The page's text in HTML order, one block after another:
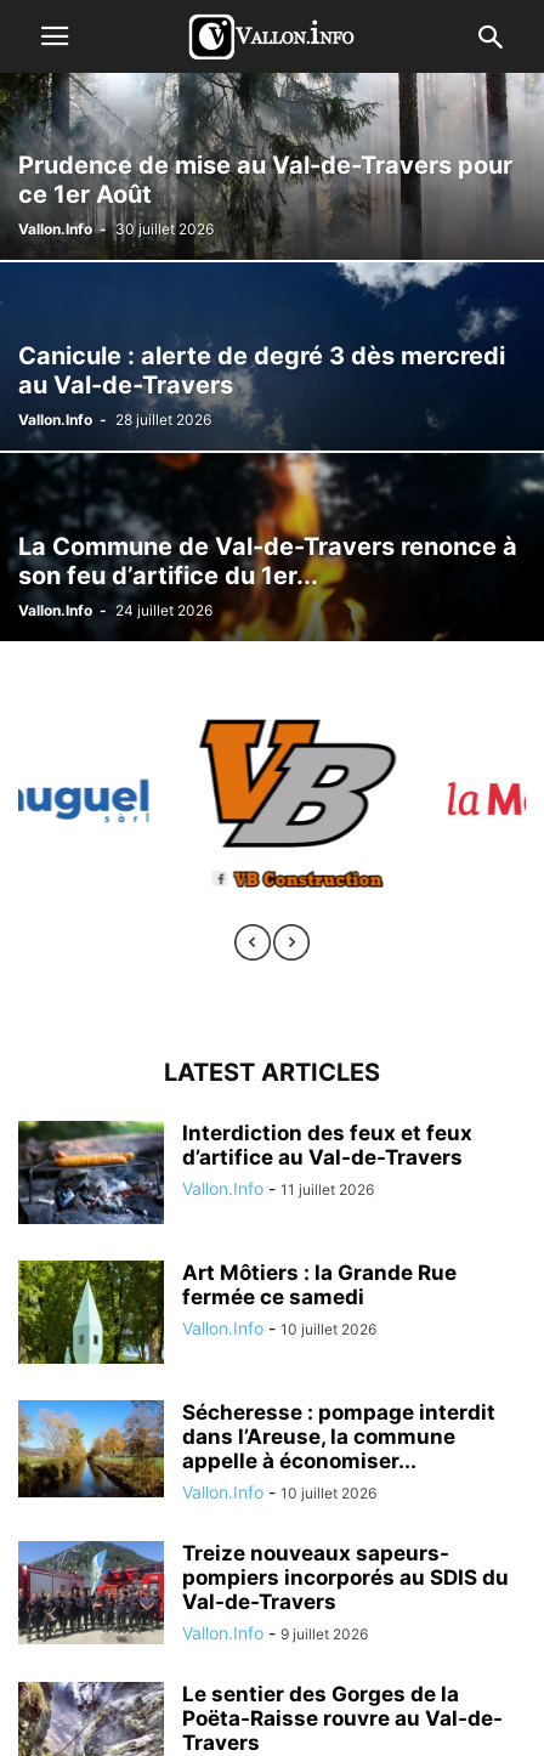
Prudence de mise au Val-de-Travers pour
ce 1er Août
Vallon.Info - 30 juillet 2026
Canicule : alerte de degré 3 dès mercredi
au Val-de-Travers
Vallon.Info - 28 juillet 2026
La Commune de Val-de-Travers renonce à
son feu d’artifice du 1er...
Vallon.Info - 24 juillet 2026
LATEST ARTICLES
Interdiction des feux et feux
d’artifice au Val-de-Travers
Vallon.Info - 11 juillet 2026
Art Môtiers : la Grande Rue
fermée ce samedi
Vallon.Info - 10 juillet 2026
Sécheresse : pompage interdit
dans l’Areuse, la commune
appelle à économiser...
Vallon.Info - 10 juillet 2026
Treize nouveaux sapeurs-
pompiers incorporés au SDIS du
Val-de-Travers
Vallon.Info - 9 juillet 2026
Le sentier des Gorges de la
Poëta-Raisse rouvre au Val-de-
Travers